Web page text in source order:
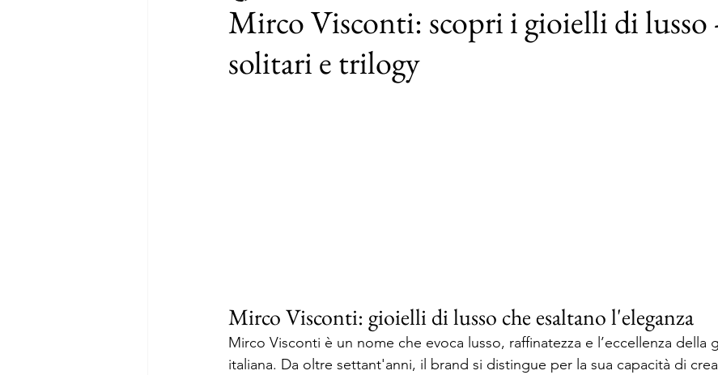
Mirco Visconti: scopri i gioielli di
solitari e trilogy
Mirco Visconti: gioielli di lusso che esaltano l'eleganza
Mirco Visconti è un nome che evoca lusso, raffinatezza e l’eccellenza della
italiana. Da oltre settant'anni, il brand si distingue per la sua capacità di